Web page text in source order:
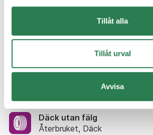
Tillåt alla
Tillåt urval
Avvisa
Återbruket, Fönster
DVD-skiva
Övrigt, Restavfall - Gröna kärlet
Återbruket, Däck
Däck utan fälg
Återbruket, Däck